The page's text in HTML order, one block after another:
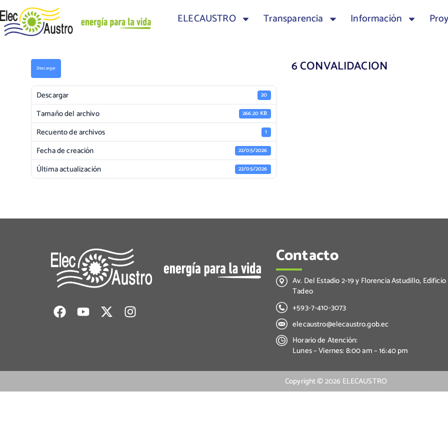
ELECAUSTRO Transparencia Información
Descargar
Descargar 20
Tamaño del archivo 266.20 KB
Recuento de archivos 1
Fecha de creación 22/05/2026
Última actualización 22/05/2026
6 CONVALIDACION
Contacto
Av. Del Estadio 2-19 y Florencia Astudillo, Edificio
Tadeo
+593-7-410-3073
elecaustro@elecaustro.gob.ec
Horario de Atención:
Lunes – Viernes: 8:00 am – 16:40 pm
Copyright ©2026 ELECAUSTRO